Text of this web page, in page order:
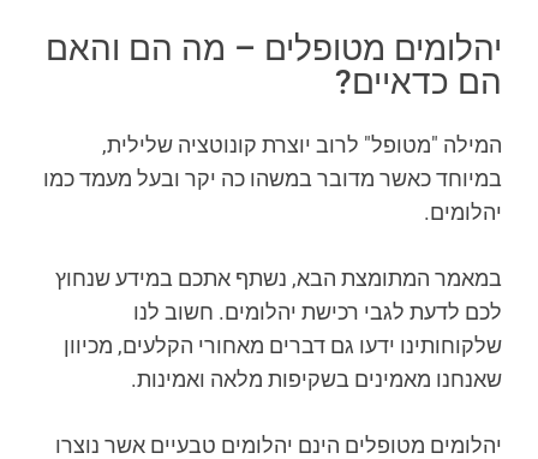
יהלומים מטופלים – מה הם והאם
הם כדאיים?
המילה "מטופל" לרוב יוצרת קונוטציה שלילית,
במיוחד כאשר מדובר במשהו כה יקר ובעל מעמד כמו
יהלומים.
במאמר המתומצת הבא, נשתף אתכם במידע שנחוץ
לכם לדעת לגבי רכישת יהלומים. חשוב לנו
שלקוחותינו ידעו גם דברים מאחורי הקלעים, מכיוון
שאנחנו מאמינים בשקיפות מלאה ואמינות.
יהלומים מטופלים הינם יהלומים טבעיים אשר נוצרו